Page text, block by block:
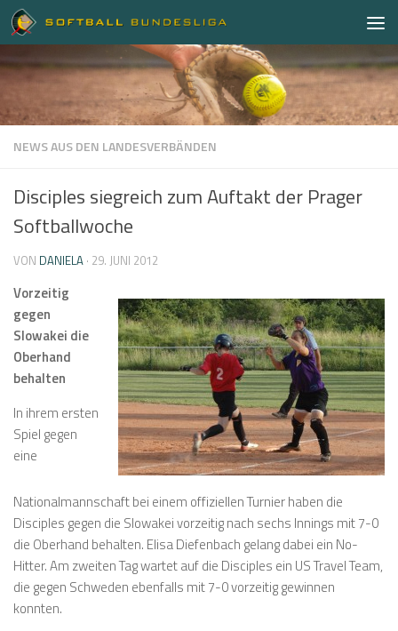
Zum Inhalt springen
NEWS AUS DEN LANDESVERBÄNDEN
Disciples siegreich zum Auftakt der Prager
Softballwoche
VON DANIELA · 29. JUNI 2012
Vorzeitig
gegen
Slowakei die
Oberhand
behalten
In ihrem ersten
Spiel gegen
eine
Nationalmannschaft bei einem offiziellen Turnier haben die
Disciples gegen die Slowakei vorzeitig nach sechs Innings mit 7-0
die Oberhand behalten. Elisa Diefenbach gelang dabei ein No-
Hitter. Am zweiten Tag wartet auf die Disciples ein US Travel Team,
die gegen Schweden ebenfalls mit 7-0 vorzeitig gewinnen
konnten.